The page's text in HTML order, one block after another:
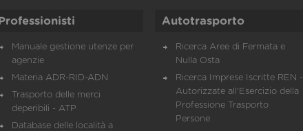
Professionisti
Manuale gestione utenze per
agenzie
Materia ADR-RID-ADN
Trasporto delle merci
deperibili - ATP
Database delle località a
Autotrasporto
Ricerca Aree di Fermata e
Nulla Osta
Ricerca Imprese Iscritte REN -
Autorizzate all'Esercizio della
Professione Trasporto
Persone